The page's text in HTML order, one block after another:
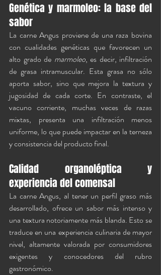
Genética y marmoleo: la base del
sabor
La carne Angus proviene de una raza bovina
con cualidades genéticas que favorecen un
alto grado de marmoleo, es decir, infiltración
de grasa intramuscular. Esta grasa no sólo
aporta sabor, sino que mejora la textura y
jugosidad de cada corte. En contraste, el
vacuno corriente, muchas veces de razas
mixtas, presenta una infiltración menos
uniforme, lo que puede impactar en la terneza
y consistencia del producto final.
Calidad organoléptica y
experiencia del comensal
La carne Angus, al tener un perfil graso más
desarrollado, ofrece un sabor más intenso y
una textura notoriamente más blanda. Esto se
traduce en una experiencia culinaria de mayor
nivel, altamente valorada por consumidores
exigentes y conocedores del rubro
gastronómico.